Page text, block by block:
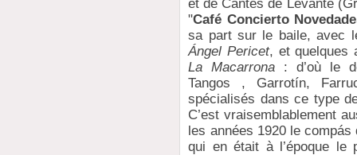
et de Cantes de Levante
"Café Concierto
sa part sur le baile, avec
Ángel Pericet, et quelques
La Macarrona : d’où le
Tangos , Garrotín,
spécialisés dans ce type
C’est vraisemblablement
les années 1920 le
qui en était à l’époque le